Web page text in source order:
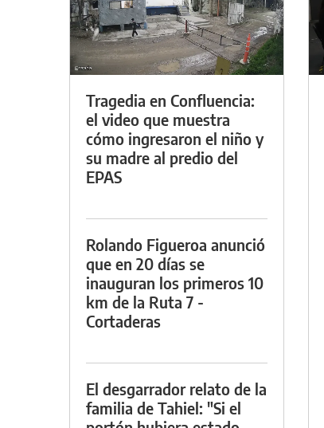
Tragedia en Confluencia:
el video que muestra
cómo ingresaron el niño y
su madre al predio del
EPAS
Rolando Figueroa anunció
que en 20 días se
inauguran los primeros 10
km de la Ruta 7 -
Cortaderas
El desgarrador relato de la
familia de Tahiel: "Si el